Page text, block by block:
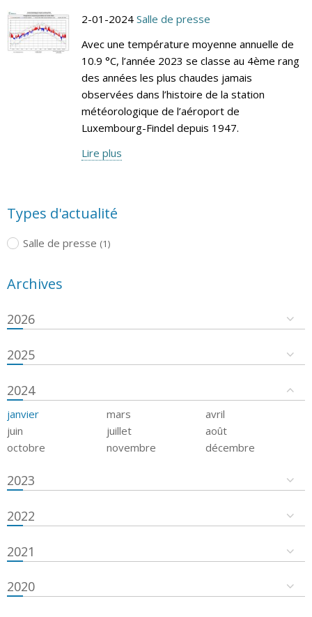
2-01-2024 Salle de presse
Avec une température moyenne annuelle de
10.9 °C, l’année 2023 se classe au 4ème rang
des années les plus chaudes jamais
observées dans l’histoire de la station
météorologique de l’aéroport de
Luxembourg-Findel depuis 1947.
Lire plus
Types d'actualité
Salle de presse (1)
Archives
2026
2025
2024
janvier mars
avril
juin
juillet
août
octobre
novembre décembre
2023
2022
2021
2020